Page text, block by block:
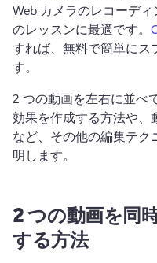
Web カメラのレコーデ
のレッスンに最適です。
すれば、無料で簡単にス
す。
2 つの動画を左右に並べ
効果を作成する方法や、
など、その他の編集テク
明します。
2 つの動画を同
する方法